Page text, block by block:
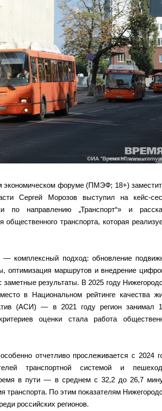
экономическом форуме (ПМЭФ; 18+)
Сергей Морозов выступил на
по направлению „Транспорт“» и
общественного транспорта, которая
— комплексный подход: обновление
оптимизация маршрутов и внедрение
результаты. В 2025 году
в Национальном рейтинге качества
(АСИ) — в 2021 году регион занимал
оценки стала работа
отчетливо прослеживается с 2024
транспортной системой и
в пути — в среднем с 32,2 до 26,7
транспорта. По этим показателям
российских регионов.